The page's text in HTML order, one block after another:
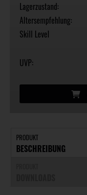
Lagerzustand:
Altersempfehlung:
Skill Level
UVP:
PRODUKT
BESCHREIBUNG